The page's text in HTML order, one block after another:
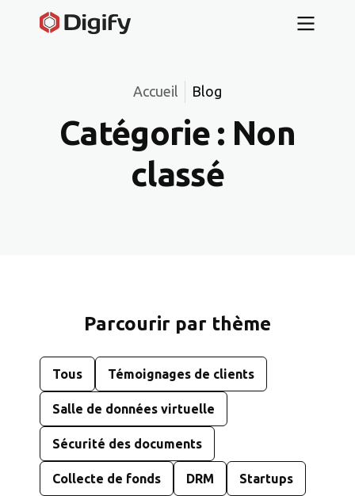
Accueil Blog
Catégorie : Non
classé
Parcourir par thème
Tous Témoignages de clients
Salle de données virtuelle
Sécurité des documents
Collecte de fonds DRM Startups